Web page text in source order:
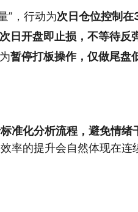
”，行动为次日仓位控制在
次日开盘即止损，不等待反
暂停打板操作，仅做尾盘
准化分析流程，避免情绪
率的提升会自然体现在连